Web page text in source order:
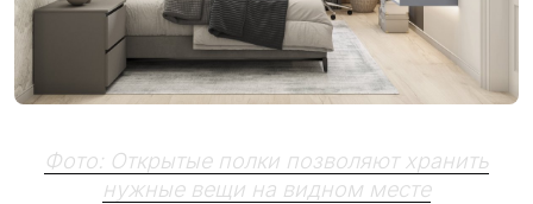
Фото: Открытые полки позволяют хранить
нужные вещи на видном месте